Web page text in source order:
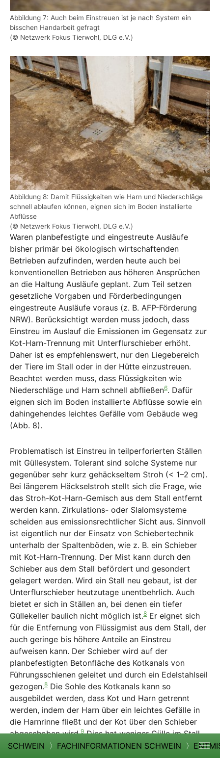
Abbildung 7: Auch beim Einstreuen ist je nach System ein
bisschen Handarbeit gefragt
(© Netzwerk Fokus Tierwohl, DLG e.V.)
Show larger version
Abbildung 8: Damit Flüssigkeiten wie Harn und Niederschläge
schnell ablaufen können, eignen sich im Boden installierte
Abflüsse
(© Netzwerk Fokus Tierwohl, DLG e.V.)
Waren planbefestigte und eingestreute Ausläufe
bisher primär bei ökologisch wirtschaftenden
Betrieben aufzufinden, werden heute auch bei
konventionellen Betrieben aus höheren Ansprüchen
an die Haltung Ausläufe geplant. Zum Teil setzen
gesetzliche Vorgaben und Förderbedingungen
eingestreute Ausläufe voraus (z. B. AFP-Förderung
NRW). Berücksichtigt werden muss jedoch, dass
Einstreu im Auslauf die Emissionen im Gegensatz zur
Kot-Harn-Trennung mit Unterflurschieber erhöht.
Daher ist es empfehlenswert, nur den Liegebereich
der Tiere im Stall oder in der Hütte einzustreuen.
Beachtet werden muss, dass Flüssigkeiten wie
Niederschläge und Harn schnell abfließen6. Dafür
eignen sich im Boden installierte Abflüsse sowie ein
dahingehendes leichtes Gefälle vom Gebäude weg
(Abb. 8).
Problematisch ist Einstreu in teilperforierten Ställen
mit Güllesystem. Tolerant sind solche Systeme nur
gegenüber sehr kurz gehäckseltem Stroh (< 1–2 cm).
Bei längerem Häckselstroh stellt sich die Frage, wie
das Stroh-Kot-Harn-Gemisch aus dem Stall entfernt
werden kann. Zirkulations- oder Slalomsysteme
scheiden aus emissionsrechtlicher Sicht aus. Sinnvoll
ist eigentlich nur der Einsatz von Schiebertechnik
unterhalb der Spaltenböden, wie z. B. ein Schieber
mit Kot-Harn-Trennung. Der Mist kann durch den
Schieber aus dem Stall befördert und gesondert
gelagert werden. Wird ein Stall neu gebaut, ist der
Unterflurschieber heutzutage unentbehrlich. Auch
bietet er sich in Ställen an, bei denen ein tiefer
Güllekeller baulich nicht möglich ist.8 Er eignet sich
für die Entfernung von Flüssigmist aus dem Stall, der
auch geringe bis höhere Anteile an Einstreu
aufweisen kann. Der Schieber wird auf der
planbefestigten Betonfläche des Kotkanals von
Führungsschienen geleitet und durch ein Edelstahlseil
gezogen.8 Die Sohle des Kotkanals kann so
ausgebildet werden, dass Kot und Harn getrennt
werden, indem der Harn über ein leichtes Gefälle in
die Harnrinne fließt und der Kot über den Schieber
abgeschoben wird.9Dies hat weniger Gülle im Stall
oder Auslauf zur Folge, reduziert die Bildung von
SCHWEIN 〉 FACHINFORMATIONEN SCHWEIN 〉